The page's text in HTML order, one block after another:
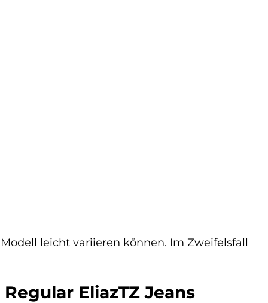
leicht variieren können. Im Zweifelsfall
EliazTZ Jeans